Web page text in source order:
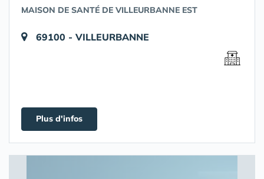
MAISON DE SANTÉ DE VILLEURBANNE EST
69100 - VILLEURBANNE
Plus d'infos